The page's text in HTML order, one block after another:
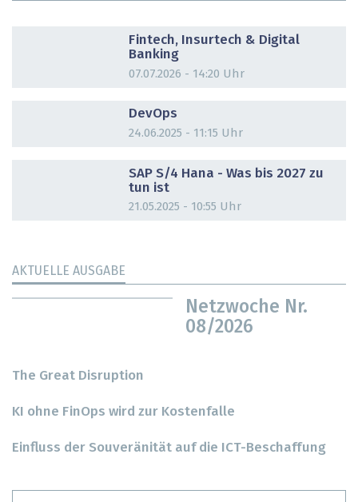
Fintech, Insurtech & Digital
Banking
07.07.2026 - 14:20 Uhr
DevOps
24.06.2025 - 11:15 Uhr
SAP S/4 Hana - Was bis 2027 zu
tun ist
21.05.2025 - 10:55 Uhr
AKTUELLE AUSGABE
Netzwoche Nr.
08/2026
The Great Disruption
KI ohne FinOps wird zur Kostenfalle
Einfluss der Souveränität auf die ICT-Beschaffung